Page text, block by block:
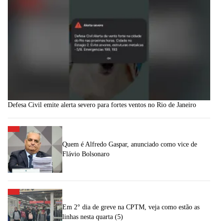
Defesa Civil emite alerta severo para fortes ventos no Rio de Janeiro
Quem é Alfredo Gaspar, anunciado como vice de
Flávio Bolsonaro
Em 2° dia de greve na CPTM, veja como estão as
linhas nesta quarta (5)